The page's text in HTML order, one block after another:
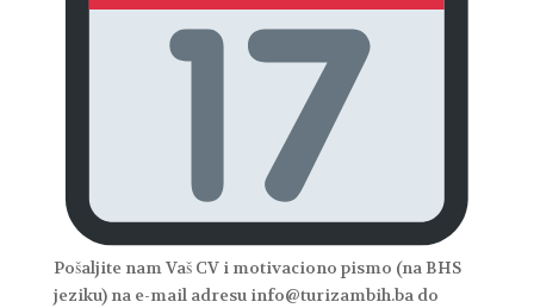
Pošaljite nam Vaš CV i motivaciono pismo (na BHS
jeziku) na e-mail adresu info@turizambih.ba do